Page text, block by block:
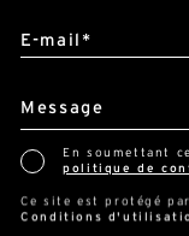
E-mail*
Message
En soumettant
politique de
Ce site est protégé
Conditions